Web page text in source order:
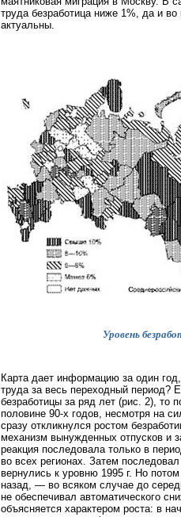
труда безработица ниже 1%, да и
актуальны.
Уровень
Карта дает информацию за один
труда за весь переходный период?
безработицы за ряд лет (рис. 2), то
половине 90-х годов, несмотря на
сразу откликнулся ростом
механизм вынужденных отпусков и
реакция последовала только в
во всех регионах. Затем
вернулись к уровню 1995 г. Но
назад, — во всяком случае до
не обеспечивал автоматического
объясняется характером роста: в